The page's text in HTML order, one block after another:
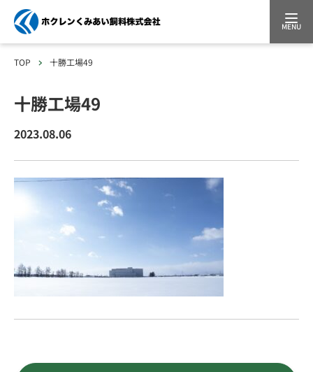
MENU
TOP 十勝工場49
十勝工場49
2023.08.06